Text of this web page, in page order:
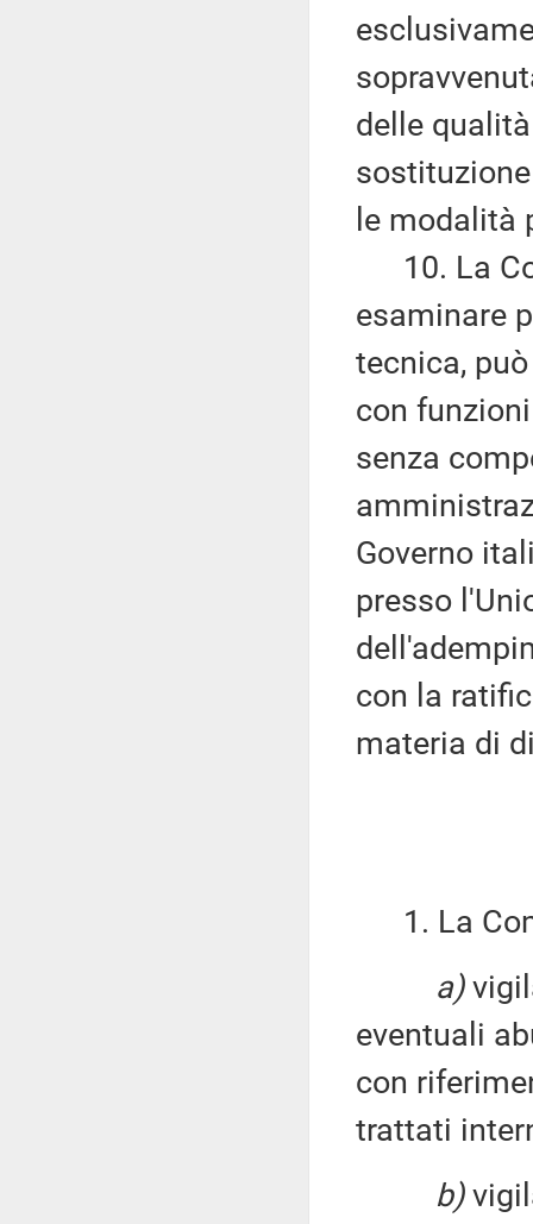
delle
le modalità
10. La
esaminare
tecnica,
con
senza
Governo
presso
con la
materia di
1. La
a)
eventuali
con
trattati
b)